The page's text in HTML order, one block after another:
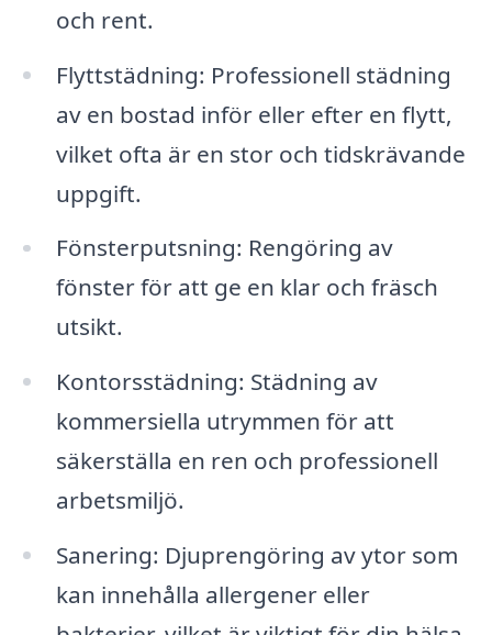
och rent.
Flyttstädning: Professionell städning
av en bostad inför eller efter en flytt,
vilket ofta är en stor och tidskrävande
uppgift.
Fönsterputsning: Rengöring av
fönster för att ge en klar och fräsch
utsikt.
Kontorsstädning: Städning av
kommersiella utrymmen för att
säkerställa en ren och professionell
arbetsmiljö.
Sanering: Djuprengöring av ytor som
kan innehålla allergener eller